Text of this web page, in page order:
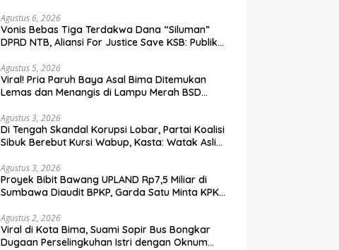
Agustus 6, 2026
Vonis Bebas Tiga Terdakwa Dana “Siluman”
DPRD NTB, Aliansi For Justice Save KSB: Publik
Agustus 5, 2026
Viral! Pria Paruh Baya Asal Bima Ditemukan
Lemas dan Menangis di Lampu Merah BSD
Agustus 3, 2026
Di Tengah Skandal Korupsi Lobar, Partai Koalisi
Sibuk Berebut Kursi Wabup, Kasta: Watak Asli
Agustus 3, 2026
Proyek Bibit Bawang UPLAND Rp7,5 Miliar di
Sumbawa Diaudit BPKP, Garda Satu Minta KPK
Agustus 2, 2026
Viral di Kota Bima, Suami Sopir Bus Bongkar
Dugaan Perselingkuhan Istri dengan Oknum